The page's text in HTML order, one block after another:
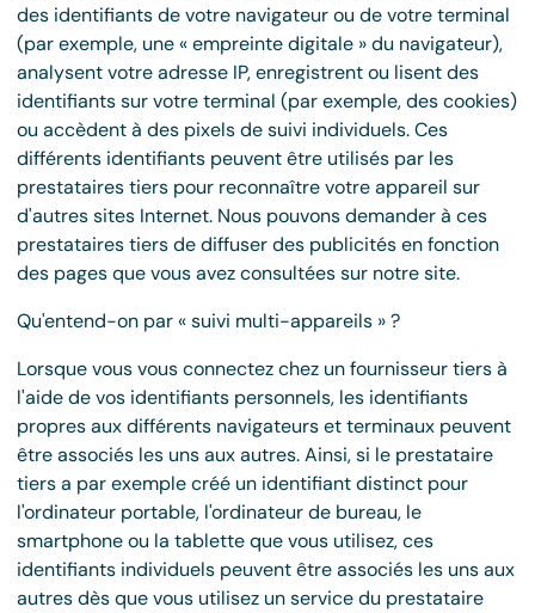
des identifiants de votre navigateur ou de votre terminal
(par exemple, une « empreinte digitale » du navigateur),
analysent votre adresse IP, enregistrent ou lisent des
identifiants sur votre terminal (par exemple, des cookies)
ou accèdent à des pixels de suivi individuels. Ces
différents identifiants peuvent être utilisés par les
prestataires tiers pour reconnaître votre appareil sur
d'autres sites Internet. Nous pouvons demander à ces
prestataires tiers de diffuser des publicités en fonction
des pages que vous avez consultées sur notre site.
Qu'entend-on par « suivi multi-appareils » ?
Lorsque vous vous connectez chez un fournisseur tiers à
l'aide de vos identifiants personnels, les identifiants
propres aux différents navigateurs et terminaux peuvent
être associés les uns aux autres. Ainsi, si le prestataire
tiers a par exemple créé un identifiant distinct pour
l'ordinateur portable, l'ordinateur de bureau, le
smartphone ou la tablette que vous utilisez, ces
identifiants individuels peuvent être associés les uns aux
autres dès que vous utilisez un service du prestataire